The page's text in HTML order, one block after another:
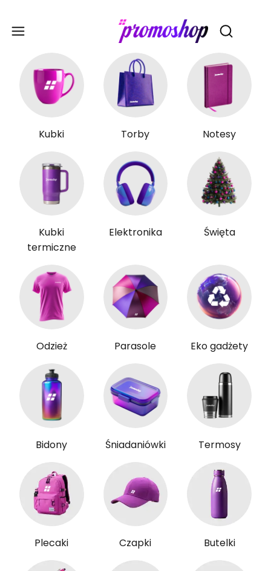
Otwórz
Kubki Torby Notesy
Kubki
termiczne
Elektronika Święta
Odzież Parasole Eko gadżety
Bidony Śniadaniówki Termosy
Plecaki Czapki Butelki